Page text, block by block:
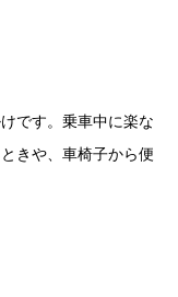
です。乗車中に楽な
きや、車椅子から便